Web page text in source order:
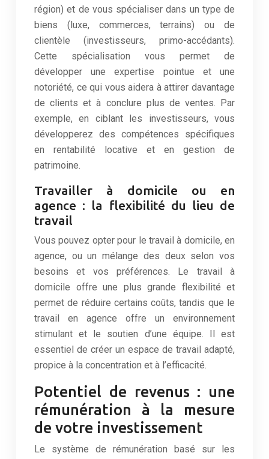
région) et de vous spécialiser dans un type de
biens (luxe, commerces, terrains) ou de
clientèle (investisseurs, primo-accédants).
Cette spécialisation vous permet de
développer une expertise pointue et une
notoriété, ce qui vous aidera à attirer davantage
de clients et à conclure plus de ventes. Par
exemple, en ciblant les investisseurs, vous
développerez des compétences spécifiques
en rentabilité locative et en gestion de
patrimoine.
Travailler à domicile ou en
agence : la flexibilité du lieu de
travail
Vous pouvez opter pour le travail à domicile, en
agence, ou un mélange des deux selon vos
besoins et vos préférences. Le travail à
domicile offre une plus grande flexibilité et
permet de réduire certains coûts, tandis que le
travail en agence offre un environnement
stimulant et le soutien d’une équipe. Il est
essentiel de créer un espace de travail adapté,
propice à la concentration et à l’efficacité.
Potentiel de revenus : une
rémunération à la mesure
de votre investissement
Le système de rémunération basé sur les